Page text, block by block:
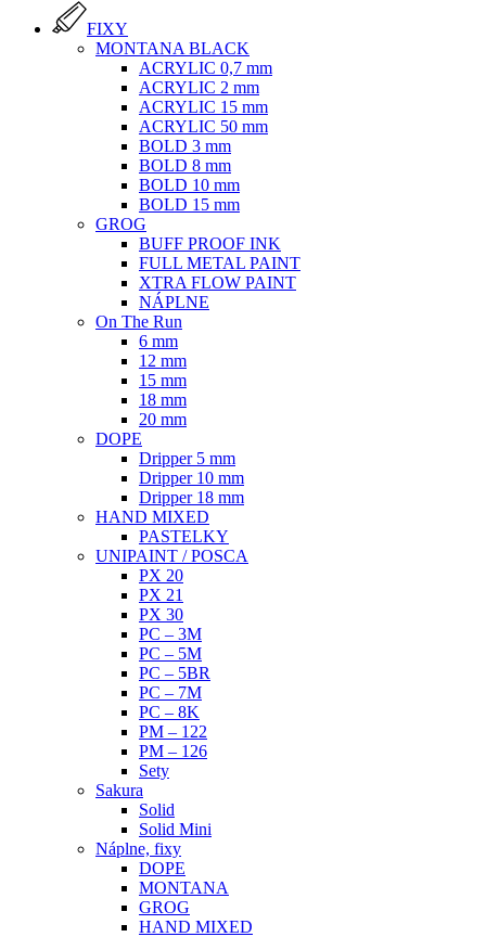
FIXY
MONTANA BLACK
ACRYLIC 0,7 mm
ACRYLIC 2 mm
ACRYLIC 15 mm
ACRYLIC 50 mm
BOLD 3 mm
BOLD 8 mm
BOLD 10 mm
BOLD 15 mm
GROG
BUFF PROOF INK
FULL METAL PAINT
XTRA FLOW PAINT
NÁPLNE
On The Run
6 mm
12 mm
15 mm
18 mm
20 mm
DOPE
Dripper 5 mm
Dripper 10 mm
Dripper 18 mm
HAND MIXED
PASTELKY
UNIPAINT / POSCA
PX 20
PX 21
PX 30
PC – 3M
PC – 5M
PC – 5BR
PC – 7M
PC – 8K
PM – 122
PM – 126
Sety
Sakura
Solid
Solid Mini
Náplne, fixy
DOPE
MONTANA
GROG
HAND MIXED